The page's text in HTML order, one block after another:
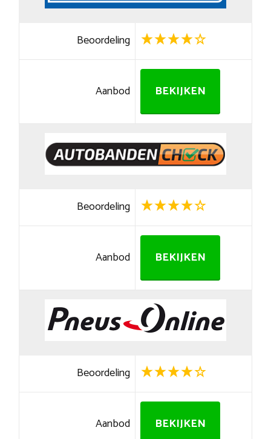
Beoordeling
Aanbod BEKIJKEN
Beoordeling
Aanbod BEKIJKEN
Beoordeling
Aanbod BEKIJKEN